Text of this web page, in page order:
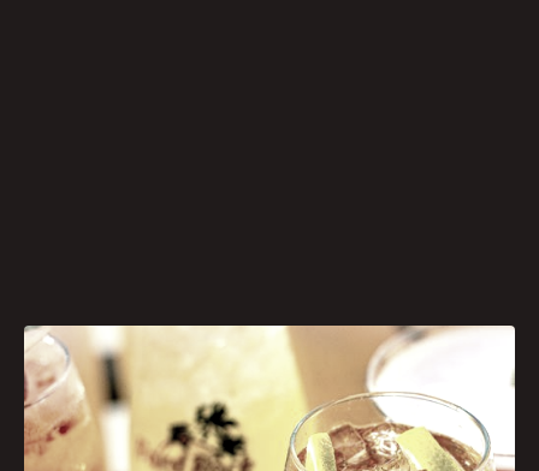
[caption id="attachment_1190"
align="aligncenter" width="300"]